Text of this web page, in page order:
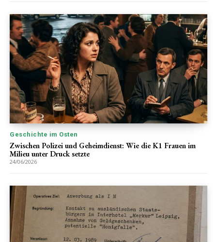
Geschichte im Osten
Zwischen Polizei und Geheimdienst: Wie die K1 Frauen im
Milieu unter Druck setzte
24/06/2026